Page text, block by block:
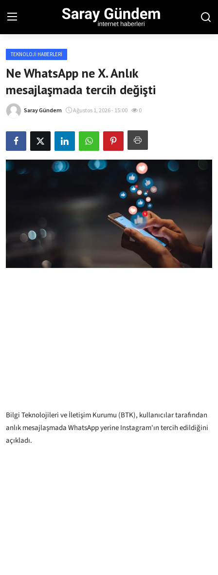
Ana Sayfa
Bölgesel
Son Dakika
Spor Haberleri
Teknoloji Haberleri
TEKNOLOJI HABERLERI
Ne WhatsApp ne X. Anlık
mesajlaşmada tercih değişti
Saray Gündem Ağustos 1, 2026 - 15:00 0
Bilgi Teknolojileri ve İletişim Kurumu (BTK), kullanıcılar tarafından
anlık mesajlaşmada WhatsApp yerine Instagram'ın tercih edildiğini
açıkladı.